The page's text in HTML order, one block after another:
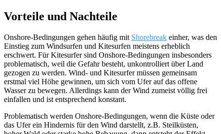
Vorteile und Nachteile
Onshore-Bedingungen gehen häufig mit Shorebreak einher, was den
Einstieg zum Windsurfen und Kitesurfen meistens erheblich
erschwert. Für Kitesurfer sind Onshore-Bedingungen insbesonders
problematisch, weil die Gefahr besteht, unkontrolliert über Land
gezogen zu werden. Wind- und Kitesurfer müssen gemeinsam
erstmal viel Höhe gewinnen, um sich vom Ufer auf das offene
Wasser zu bewegen. Allerdings kann der Wind zumeist völlig frei
einfallen und ist entsprechend konstant.
Problematisch werden Onshore-Bedingungen, wenn die Küste oder
das Ufer ein Hindernis für den Wind darstellt, z.B. Steilküsten,